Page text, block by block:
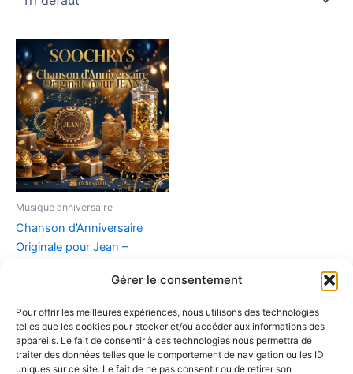
Gérer le consentement
Pour offrir les meilleures expériences, nous utilisons des technologies
telles que les cookies pour stocker et/ou accéder aux informations des
appareils. Le fait de consentir à ces technologies nous permettra de
traiter des données telles que le comportement de navigation ou les ID
uniques sur ce site. Le fait de ne pas consentir ou de retirer son
Musique anniversaire
Chanson d’Anniversaire
Originale pour Jean –
(MP3 Téléchargeable)
9,90 €
Ajouter au panier